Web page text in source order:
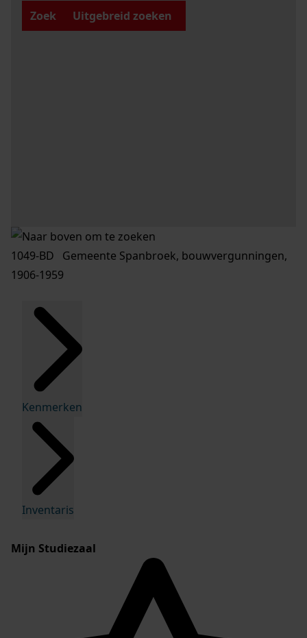
Zoek
Uitgebreid zoeken
1049-BD Gemeente Spanbroek, bouwvergunningen,
1906-1959
Kenmerken
Inventaris
Mijn Studiezaal